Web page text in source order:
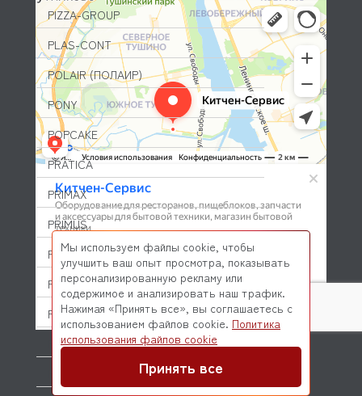
PIZZA-GROUP
PLAS-CONT
POLAIR (ПОЛАИР)
PONY
POPCAKE
PRATICA
PRIMAX
PRIMUS
PRISMAFOOD
PROBAR
PRODIGY
PROFESSIONAL SPARES
© 2026 Kitchen-Service.com Интернет-магазин запчастей
и оборудования профессиональной кухни
Мы используем файлы cookie, чтобы
улучшить ваш опыт просмотра, показывать
персонализированную рекламу или
содержимое и анализировать наш трафик.
Нажимая «Принять все», вы соглашаетесь с
использованием файлов cookie. Политика
использования файлов cookie
Принять все